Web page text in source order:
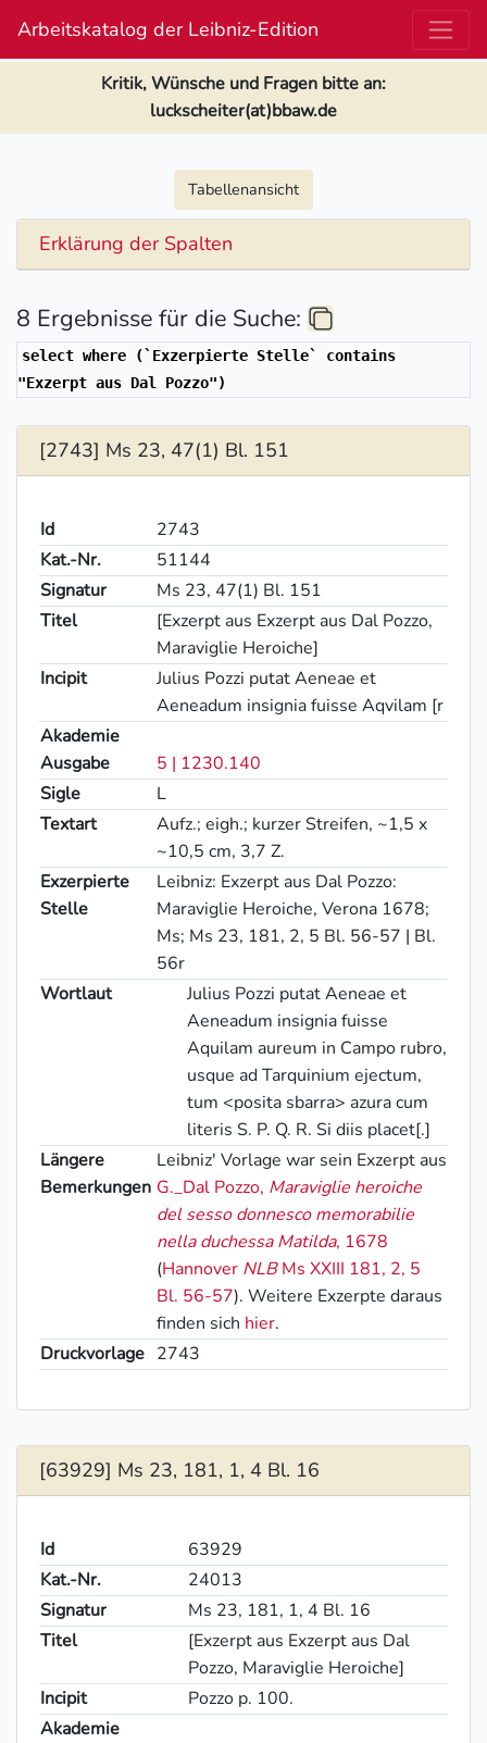
Arbeitskatalog der Leibniz-Edition
Kritik, Wünsche und Fragen bitte an:
luckscheiter(at)bbaw.de
Tabellenansicht
Erklärung der Spalten
8 Ergebnisse für die Suche:
select where (`Exzerpierte Stelle` contains
"Exzerpt aus Dal Pozzo")
[2743] Ms 23, 47(1) Bl. 151
Id
2743
Kat.-Nr.
51144
Signatur
Ms 23, 47(1) Bl. 151
Titel
[Exzerpt aus Exzerpt aus Dal Pozzo,
Maraviglie Heroiche]
Incipit
Julius Pozzi putat Aeneae et
Aeneadum insignia fuisse Aqvilam [r
Akademie
Ausgabe
5 | 1230.140
Sigle
L
Textart
Aufz.; eigh.; kurzer Streifen, ~1,5 x
~10,5 cm, 3,7 Z.
Exzerpierte
Stelle
Leibniz: Exzerpt aus Dal Pozzo:
Maraviglie Heroiche, Verona 1678;
Ms; Ms 23, 181, 2, 5 Bl. 56-57 | Bl.
56r
Wortlaut
Julius Pozzi putat Aeneae et
Aeneadum insignia fuisse
Aquilam aureum in Campo rubro,
usque ad Tarquinium ejectum,
tum <posita sbarra> azura cum
literis S. P. Q. R. Si diis placet[.]
Längere
Bemerkungen
Leibniz' Vorlage war sein Exzerpt aus
G._Dal Pozzo, Maraviglie heroiche
del sesso donnesco memorabilie
nella duchessa Matilda, 1678
(Hannover NLBMs XXIII 181, 2, 5
Bl. 56-57). Weitere Exzerpte daraus
finden sich hier.
Druckvorlage 2743
[63929] Ms 23, 181, 1, 4 Bl. 16
Id
63929
Kat.-Nr.
24013
Signatur
Ms 23, 181, 1, 4 Bl. 16
Titel
[Exzerpt aus Exzerpt aus Dal
Pozzo, Maraviglie Heroiche]
Incipit
Pozzo p. 100.
Akademie